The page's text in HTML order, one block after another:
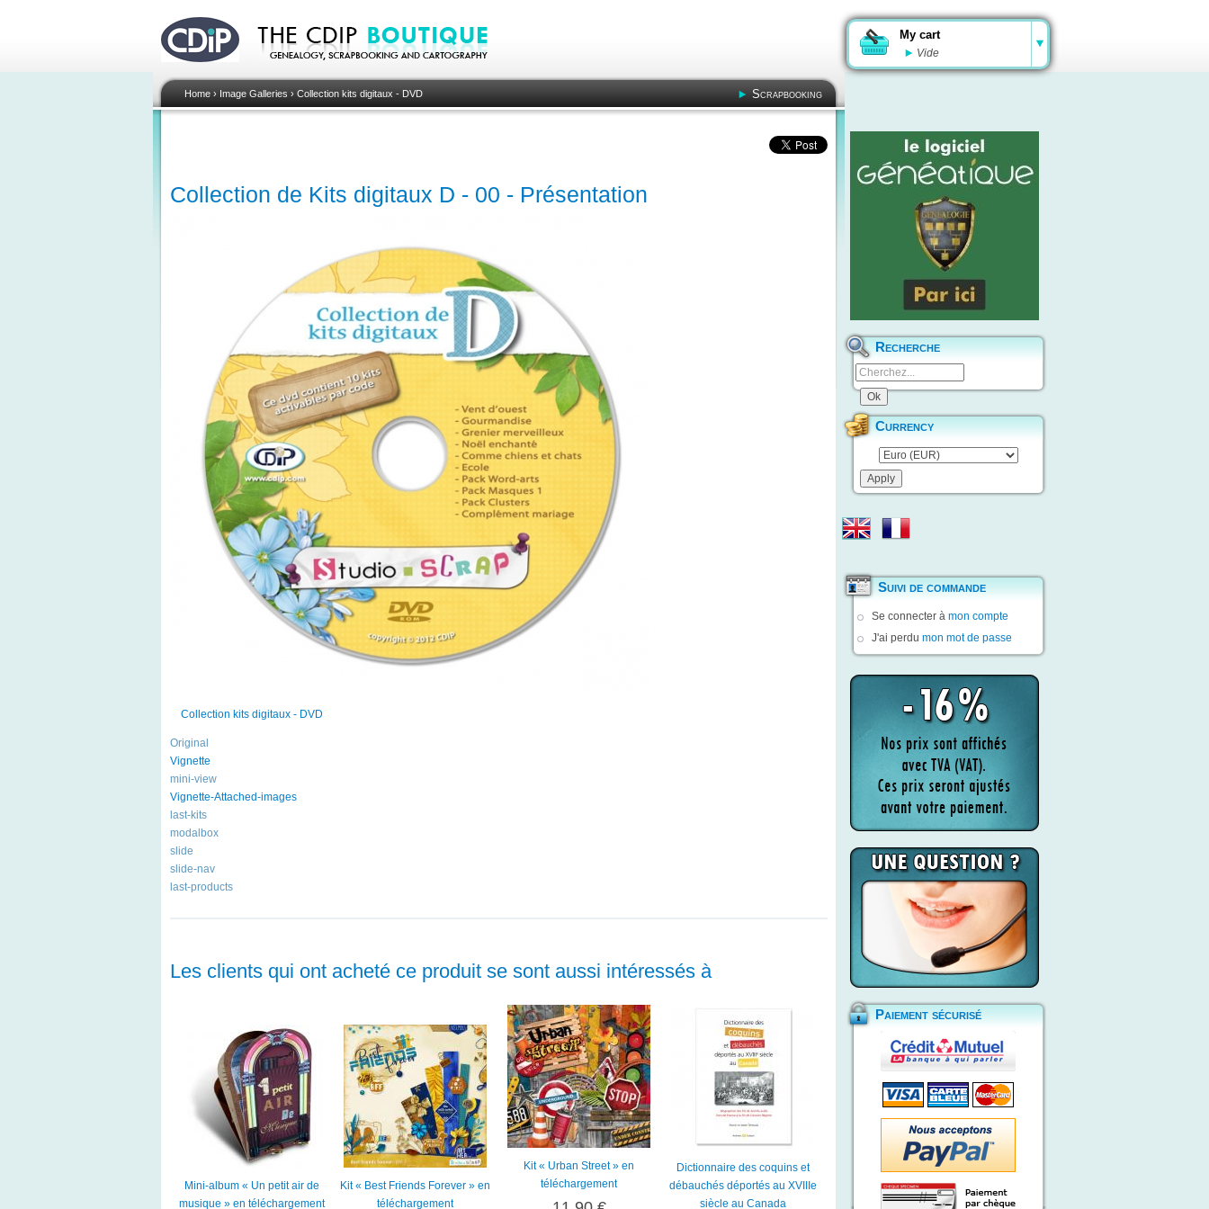
My cart
Vide
Home› Image Galleries › Collection kits digitaux - DVD Scrapbooking
Collection de Kits digitaux D - 00 - Présentation
Collection kits digitaux - DVD
Original
Vignette
mini-view
Vignette-Attached-images
last-kits
modalbox
slide
slide-nav
last-products
Les clients qui ont acheté ce produit se sont aussi intéressés à
Mini-album « Un petit air de
musique » en téléchargement
Kit « Best Friends Forever » en
téléchargement
Kit « Urban Street » en
téléchargement
Dictionnaire des coquins et
débauchés déportés au XVIIIe
siècle au Canada
Recherche
Currency
Suivi de commande
Se connecter à mon compte
J'ai perdu mon mot de passe
Paiement sécurisé